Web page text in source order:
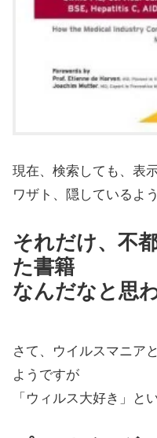
現在、検索しても、表
ワザト、隠しているよ
それだけ、不
た書籍
なんだなと思
さて、ウイルスマニア
ようですが
「ウィルス大好き」と